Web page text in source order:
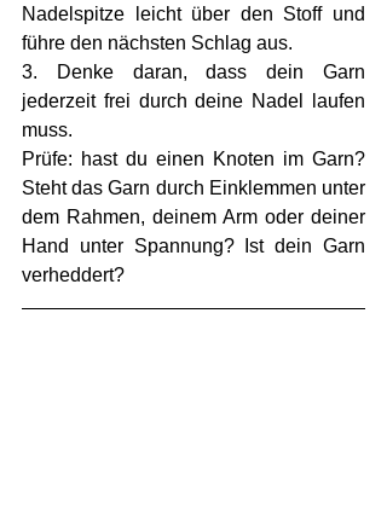
Nadelspitze leicht über den Stoff und
führe den nächsten Schlag aus.
3. Denke daran, dass dein Garn
jederzeit frei durch deine Nadel laufen
muss.
Prüfe: hast du einen Knoten im Garn?
Steht das Garn durch Einklemmen unter
dem Rahmen, deinem Arm oder deiner
Hand unter Spannung? Ist dein Garn
verheddert?